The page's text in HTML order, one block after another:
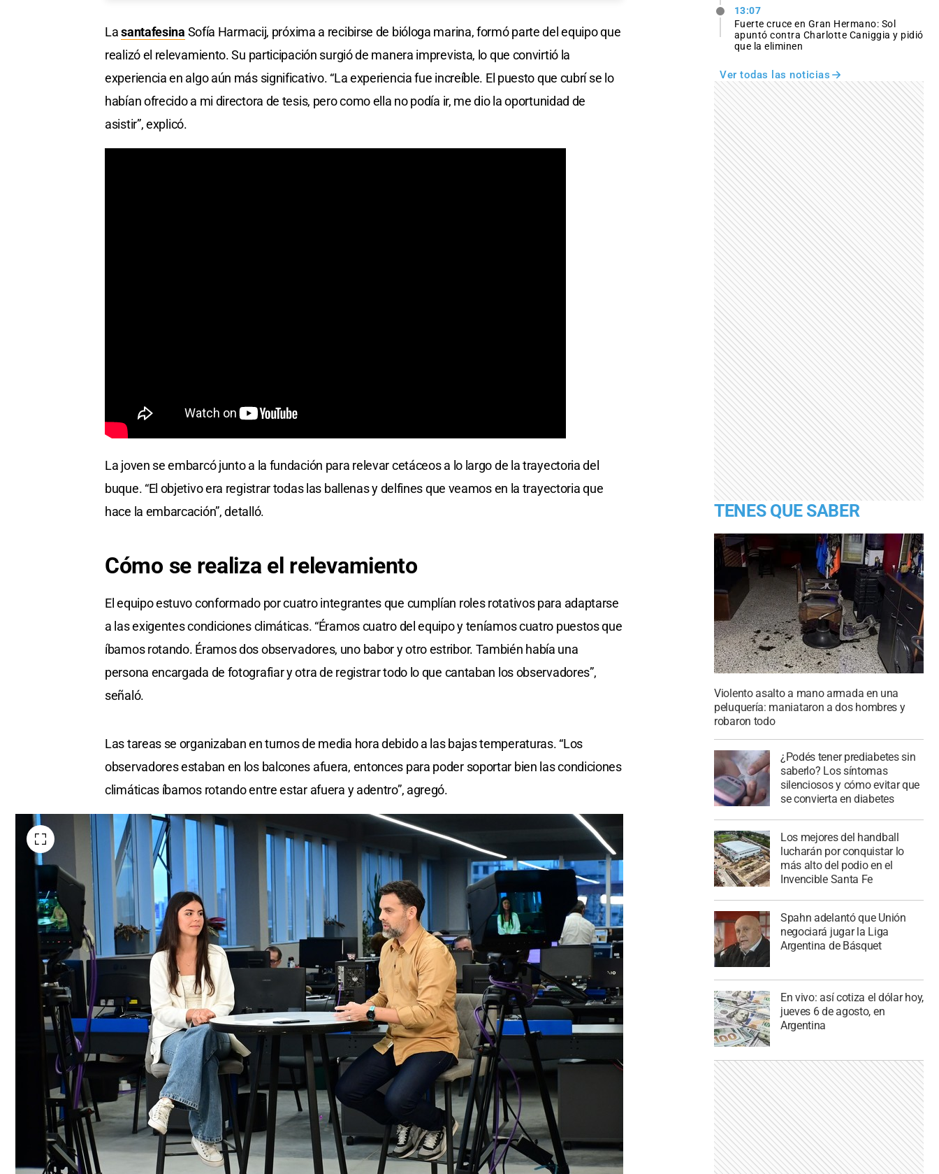
Lasantafesina Sofía Harmacij, próxima a recibirse de bióloga marina, formó parte del equipo que
realizó el relevamiento. Su participación surgió de manera imprevista, lo que convirtió la
experiencia en algo aún más significativo. “La experiencia fue increíble. El puesto que cubrí se lo
habían ofrecido a mi directora de tesis, pero como ella no podía ir, me dio la oportunidad de
asistir”, explicó.
La joven se embarcó junto a la fundación para relevar cetáceos a lo largo de la trayectoria del
buque. “El objetivo era registrar todas las ballenas y delfines que veamos en la trayectoria que
hace la embarcación”, detalló.
Cómo se realiza el relevamiento
El equipo estuvo conformado por cuatro integrantes que cumplían roles rotativos para adaptarse
a las exigentes condiciones climáticas. “Éramos cuatro del equipo y teníamos cuatro puestos que
íbamos rotando. Éramos dos observadores, uno babor y otro estribor. También había una
persona encargada de fotografiar y otra de registrar todo lo que cantaban los observadores”,
señaló.
Las tareas se organizaban en turnos de media hora debido a las bajas temperaturas. “Los
observadores estaban en los balcones afuera, entonces para poder soportar bien las condiciones
climáticas íbamos rotando entre estar afuera y adentro”, agregó.
13:07
Fuerte cruce en Gran Hermano: Sol
apuntó contra Charlotte Caniggia y pidió
que la eliminen
Ver todas las noticias
TENES QUE SABER
Violento asalto a mano armada en una
peluquería: maniataron a dos hombres y
robaron todo
¿Podés tener prediabetes sin
saberlo? Los síntomas
silenciosos y cómo evitar que
se convierta en diabetes
Los mejores del handball
lucharán por conquistar lo
más alto del podio en el
Invencible Santa Fe
Spahn adelantó que Unión
negociará jugar la Liga
Argentina de Básquet
En vivo: así cotiza el dólar hoy,
jueves 6 de agosto, en
Argentina